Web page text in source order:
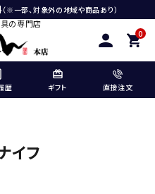
（※一部、対象外の地域や商品あり）
の専門店
0
歴 ギフト 直接注文
イフ